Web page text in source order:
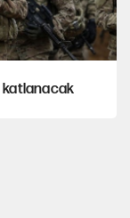
katlanacak